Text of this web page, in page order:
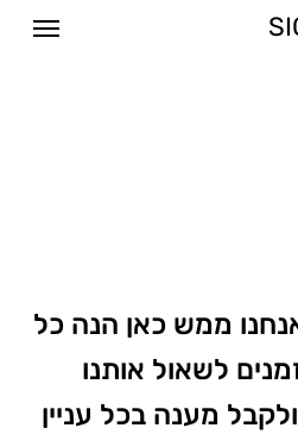
Menu
ממש כאן הנה כל
לשאול אותנו
מענה בכל עניין